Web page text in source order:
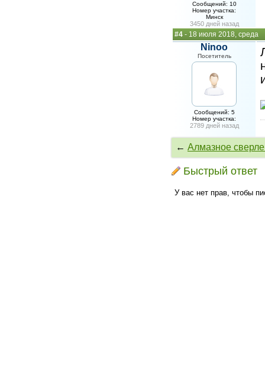
Сообщений: 10
Номер участка:
Минск
3450 дней назад
#4 - 18 июля 2018, среда
Ninoo
Посетитель
Сообщений: 5
Номер участка:
2789 дней назад
← Алмазное
Быстрый ответ
У вас нет прав, чтобы